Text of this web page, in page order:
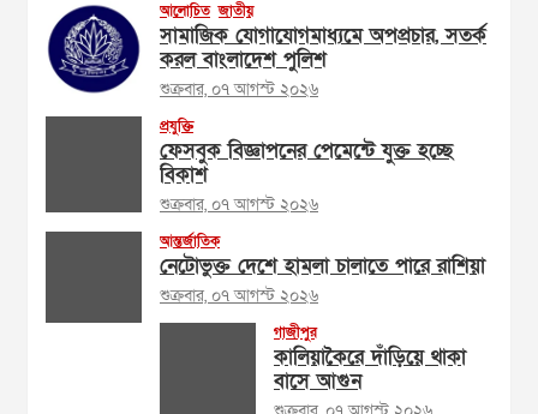
আলোচিত জাতীয়
সামাজিক যোগাযোগমাধ্যমে অপপ্রচার, সতর্ক
করল বাংলাদেশ পুলিশ
শুক্রবার, ০৭ আগস্ট ২০২৬
প্রযুক্তি
ফেসবুক বিজ্ঞাপনের পেমেন্টে যুক্ত হচ্ছে
বিকাশ
শুক্রবার, ০৭ আগস্ট ২০২৬
আন্তর্জাতিক
নেটোভুক্ত দেশে হামলা চালাতে পারে রাশিয়া
শুক্রবার, ০৭ আগস্ট ২০২৬
গাজীপুর
কালিয়াকৈরে দাঁড়িয়ে থাকা
বাসে আগুন